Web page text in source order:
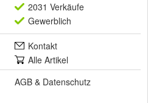
2031 Verkäufe
Gewerblich
Kontakt
Alle Artikel
AGB & Datenschutz